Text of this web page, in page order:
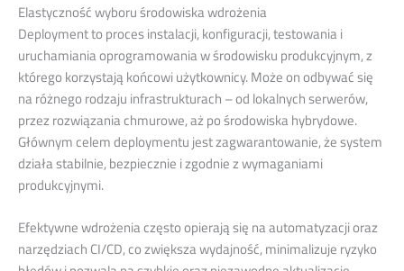
Elastyczność wyboru środowiska wdrożenia
Deployment to proces instalacji, konfiguracji, testowania i
uruchamiania oprogramowania w środowisku produkcyjnym, z
którego korzystają końcowi użytkownicy. Może on odbywać się
na różnego rodzaju infrastrukturach – od lokalnych serwerów,
przez rozwiązania chmurowe, aż po środowiska hybrydowe.
Głównym celem deploymentu jest zagwarantowanie, że system
działa stabilnie, bezpiecznie i zgodnie z wymaganiami
produkcyjnymi.
Efektywne wdrożenia często opierają się na automatyzacji oraz
narzędziach CI/CD, co zwiększa wydajność, minimalizuje ryzyko